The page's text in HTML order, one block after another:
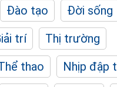
Đào tạo
Đời sống
trí
Thị trường
thao
Nhịp đập